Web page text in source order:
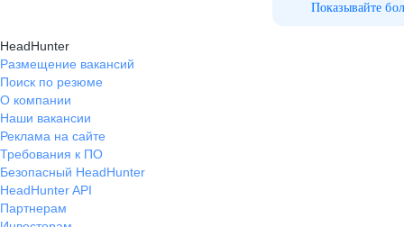
четкая пятидневка), стабильный и
достойный заработок (конечно
нужно понимать, что размер
премии напрямую зависит от
продаж), приятный добродушный
коллектив (хотя здесь тоже считаю,
что отношения в коллективе в
первую очередь зависят от самого
человека), полностью адекватное
Показывайте
HeadHunter
Размещение вакансий
Поиск по резюме
О компании
Наши вакансии
Реклама на сайте
Требования к ПО
Безопасный HeadHunter
HeadHunter API
Партнерам